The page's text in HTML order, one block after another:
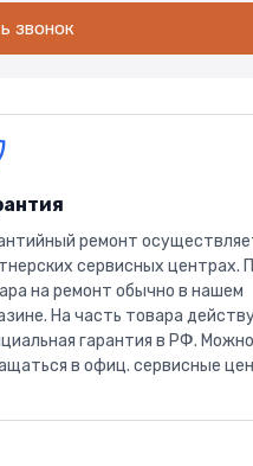
звонок
ремонт
сервисных центрах.
на ремонт обычно в нашем
На часть товара
гарантия в РФ. Можно
в офиц. сервисные